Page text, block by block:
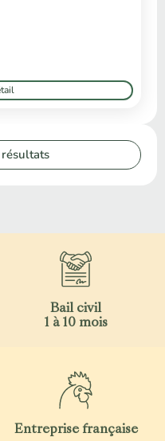
Bail civil
1 à 10 mois
Entreprise française